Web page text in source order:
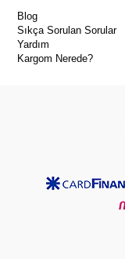
Blog
Sıkça Sorulan Sorular
Yardım
Kargom Nerede?